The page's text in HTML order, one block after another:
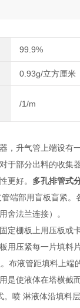
99.9%
0.93g/立方厘米
/1/m
，升气管上端设有
部分出料的收集
更好。 多孔排管式
端部用盲板盲紧
舍法兰连接）。
栅板上用压板或
用压紧每一片填料
液管距填料上端
是使液体在塔横截
喷 淋液体沿填料